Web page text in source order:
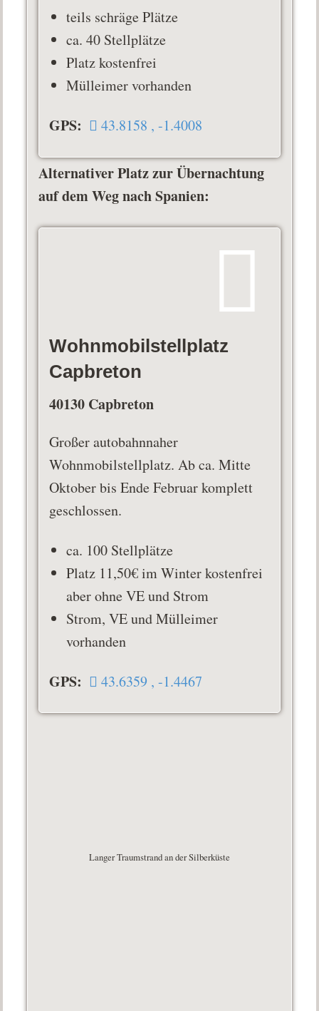
teils schräge Plätze
ca. 40 Stellplätze
Platz kostenfrei
Mülleimer vorhanden
GPS: 43.8158 , -1.4008
Alternativer Platz zur Übernachtung
auf dem Weg nach Spanien:
Wohnmobilstellplatz
Capbreton
40130 Capbreton
Großer autobahnnaher
Wohnmobilstellplatz. Ab ca. Mitte
Oktober bis Ende Februar komplett
geschlossen.
ca. 100 Stellplätze
Platz 11,50€ im Winter kostenfrei
aber ohne VE und Strom
Strom, VE und Mülleimer
vorhanden
GPS: 43.6359 , -1.4467
Langer Traumstrand an der Silberküste